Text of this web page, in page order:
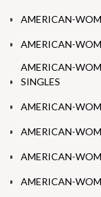
AMERICAN-
AMERICAN-
AMERICAN-
SINGLES
AMERICAN-
AMERICAN-
AMERICAN-
AMERICAN-